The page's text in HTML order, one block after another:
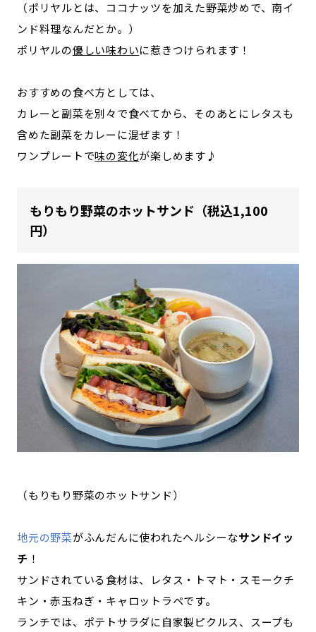
（ポリヤルとは、ココナッツを加えた野菜炒めで、南イ
ンド料理なんだとか。）
ポリヤルの優しい味わいに惹きつけられます！
おすすめの食べ方としては、
カレーと副菜を別々で食べてから、そのあとにレタスも
含めた副菜をカレーに混ぜます！
ワンプレートで味の変化が楽しめます♪
もりもり野菜のホットサンド（税込1,100
円）
（もりもり野菜のホットサンド）
地元の野菜がふんだんに使われたヘルシーなサンドイッ
チ ！
サンドされている食材は、レタス・トマト・スモークチ
キン・赤玉ねぎ・キャロットラペです。
ランチでは、ポテトサラダに自家製ピクルス、スープも